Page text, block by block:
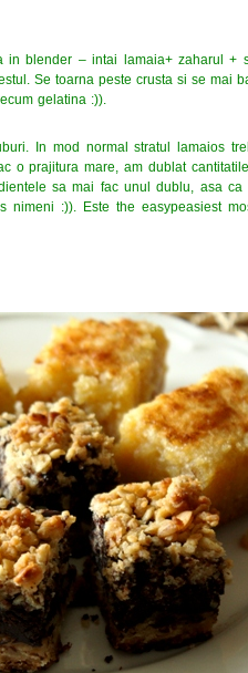
in blender – intai lamaia+ zaharul +
Se toarna peste crusta si se mai
gelatina :)).
In mod normal stratul lamaios
o prajitura mare, am dublat
sa mai fac unul dublu, asa
:)). Este the easypeasiest